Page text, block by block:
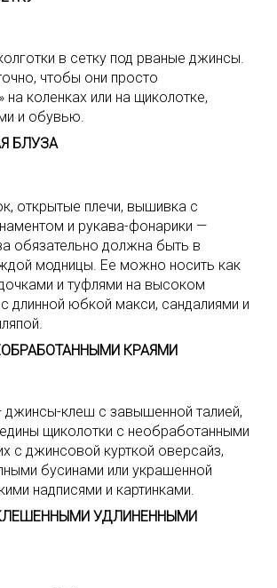
в сетку под рваные джинсы.
чтобы они просто
на коленках или на щиколотке,
и обувью.
БЛУЗА
открытые плечи, вышивка с
и рукава-фонарики —
обязательно должна быть в
модницы. Ее можно носить как
и туфлями на высоком
с длинной юбкой макси, сандалиями и
КРАЯМИ
джинсы-клеш с завышенной талией,
щиколотки с необработанными
с джинсовой курткой оверсайз,
бусинами или украшенной
надписями и картинками.
УДЛИНЕННЫМИ